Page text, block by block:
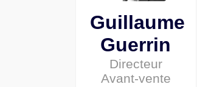
Guillaume
Guerrin
Directeur
Avant-vente